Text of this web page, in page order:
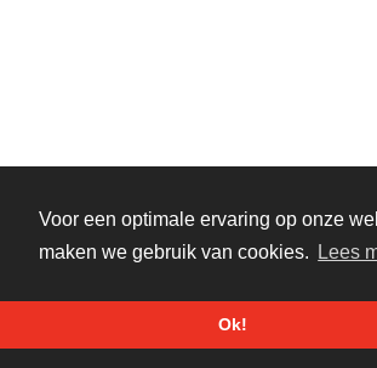
Voor een optimale ervaring op onze
maken we gebruik van cookies.
Lees
Ok!
Tixly